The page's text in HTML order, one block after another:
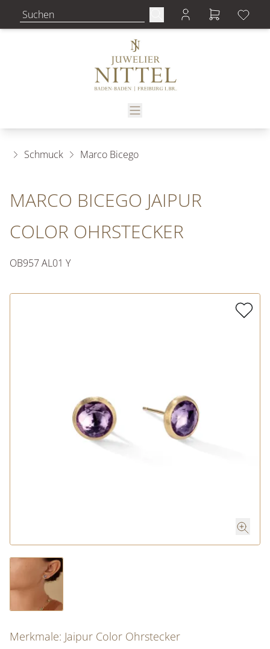
Schmuck Marco Bicego
MARCO BICEGO JAIPUR
COLOR OHRSTECKER
OB957 AL01 Y
Merkmale: Jaipur Color Ohrstecker